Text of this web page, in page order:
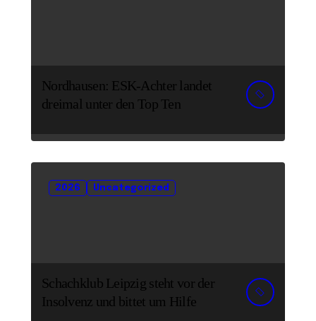
Nordhausen: ESK-Achter landet
dreimal unter den Top Ten
2026 Uncategorized
Schachklub Leipzig steht vor der
Insolvenz und bittet um Hilfe